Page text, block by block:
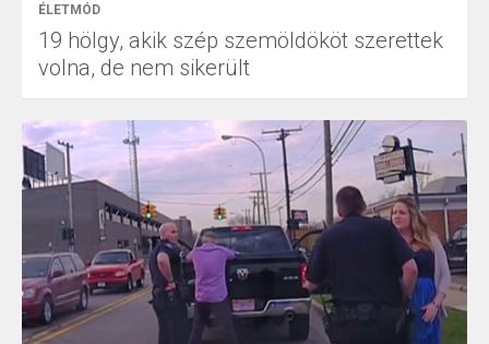
ÉLETMÓD
19 hölgy, akik szép szemöldököt szerettek
volna, de nem sikerült